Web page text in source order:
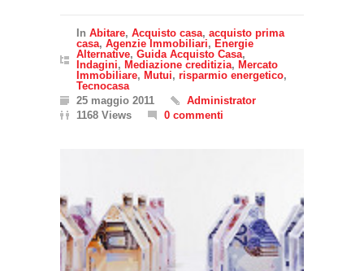
In Abitare, Acquisto casa, acquisto prima
casa, Agenzie Immobiliari, Energie
Alternative, Guida Acquisto Casa,
Indagini, Mediazione creditizia, Mercato
Immobiliare, Mutui, risparmio energetico,
Tecnocasa
25 maggio 2011
Administrator
1168 Views
0 commenti